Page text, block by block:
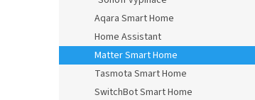
Aqara Smart Home
Home Assistant
Matter Smart Home
Tasmota Smart Home
SwitchBot Smart Home